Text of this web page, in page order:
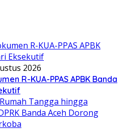
2026
R-KUA-PPAS APBK Banda